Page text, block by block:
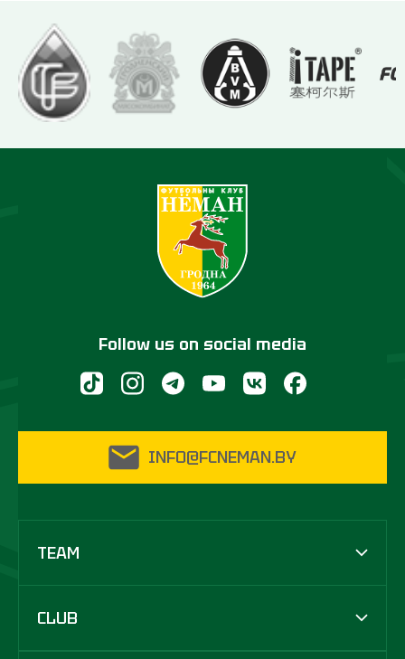
Follow us on social media
INFO@FCNEMAN.BY
TEAM
CLUB